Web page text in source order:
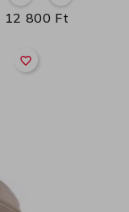
12 800 Ft
favorite_border